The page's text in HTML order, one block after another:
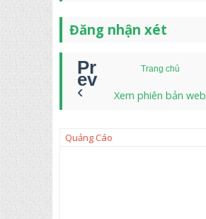
Đăng nhận xét
‹
Trang chủ
Xem phiên bản web
Quảng Cáo